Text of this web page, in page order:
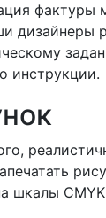
фактуры
дизайнеры
инструкции.
шкалы